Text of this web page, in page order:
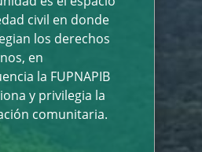
civil en donde
los derechos
en
la FUPNAPIB
y privilegia la
comunitaria.